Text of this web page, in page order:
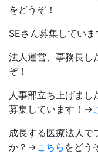
をどうぞ！
SEさん募集してい
法人運営、事務長
ぞ！
人事部立ち上げまし
募集しています！→
成長する医療法人で
か？→こちら をどう